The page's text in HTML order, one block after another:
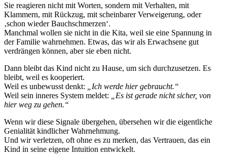
Sie reagieren nicht mit Worten, sondern mit Verhalten, mit
Klammern, mit Rückzug, mit scheinbarer Verweigerung, oder
‚schon wieder Bauchschmerzen‘.
Manchmal wollen sie nicht in die Kita, weil sie eine Spannung in
der Familie wahrnehmen. Etwas, das wir als Erwachsene gut
verdrängen können, aber sie eben nicht.
Dann bleibt das Kind nicht zu Hause, um sich durchzusetzen. Es
bleibt, weil es kooperiert.
Weil es unbewusst denkt:
„Ich werde hier gebraucht.“
Weil sein inneres System meldet:
„Es ist gerade nicht sicher, von
hier weg zu gehen.“
Wenn wir diese Signale übergehen, übersehen wir die eigentliche
Genialität kindlicher Wahrnehmung.
Und wir verletzen, oft ohne es zu merken, das Vertrauen, das ein
Kind in seine eigene Intuition entwickelt.